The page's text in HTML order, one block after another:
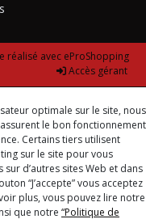
réalisé avec eProShopping
Accès gérant
optimale sur le site, nous
le bon fonctionnement
Certains tiers utilisent
sur le site pour vous
d’autres sites Web et dans
“J’accepte” vous acceptez
plus, vous pouvez lire notre
que notre “Politique de